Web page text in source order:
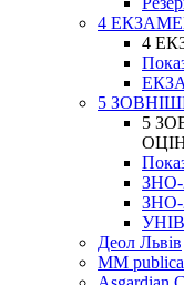
4
4
5
5
ЗНО-
ЗНО-
Деол Львів
MM